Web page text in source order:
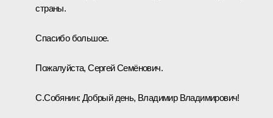
страны.
Спасибо большое.
Пожалуйста, Сергей Семёнович.
С.Собянин: Добрый день, Владимир Владимирович!